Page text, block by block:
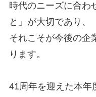
時代のニーズに合わ
と」が大切であり、
それこそが今後の企
ります。
41周年を迎えた本年